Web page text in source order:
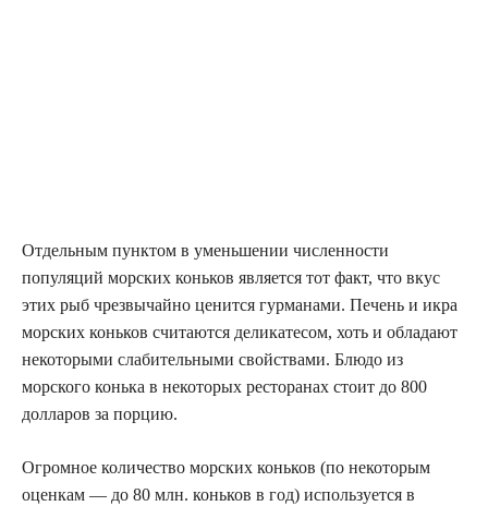
Отдельным пунктом в уменьшении численности
популяций морских коньков является тот факт, что вкус
этих рыб чрезвычайно ценится гурманами. Печень и икра
морских коньков считаются деликатесом, хоть и обладают
некоторыми слабительными свойствами. Блюдо из
морского конька в некоторых ресторанах стоит до 800
долларов за порцию.
Огромное количество морских коньков (по некоторым
оценкам — до 80 млн. коньков в год) используется в